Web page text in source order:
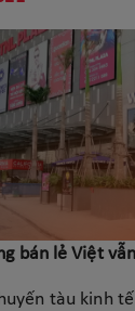
bán lẻ Việt
tàu kinh